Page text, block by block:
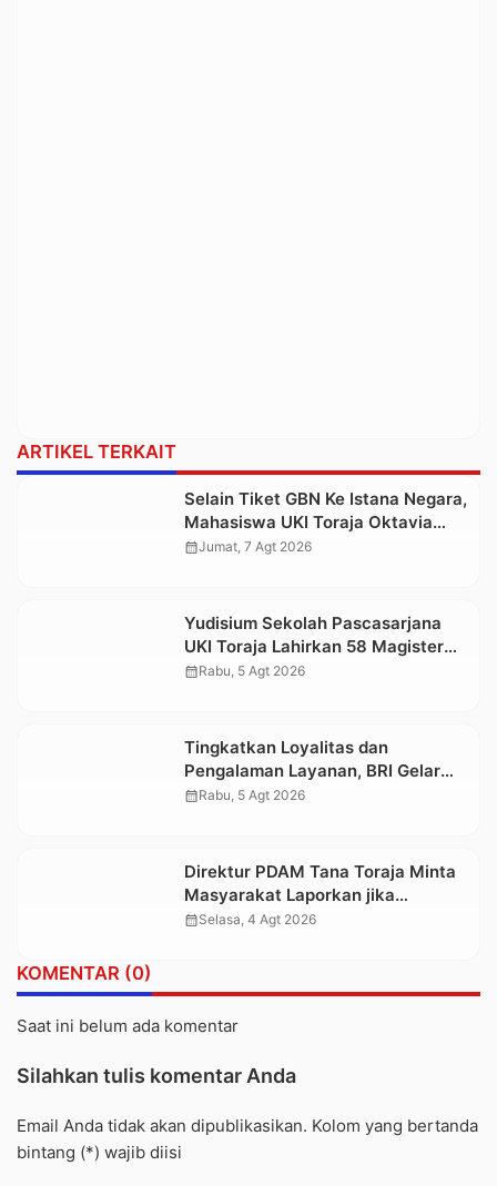
ARTIKEL TERKAIT
Selain Tiket GBN Ke Istana Negara,
Mahasiswa UKI Toraja Oktavia
juga Lolos ke Pekan Seni
calendar_monthJumat, 7 Agt 2026
Yudisium Sekolah Pascasarjana
UKI Toraja Lahirkan 58 Magister
Baru
calendar_monthRabu, 5 Agt 2026
Tingkatkan Loyalitas dan
Pengalaman Layanan, BRI Gelar
Apresiasi Nasabah Pensiunan
calendar_monthRabu, 5 Agt 2026
Direktur PDAM Tana Toraja Minta
Masyarakat Laporkan jika
Temukan Pungli Sambungan Air
calendar_monthSelasa, 4 Agt 2026
KOMENTAR (0)
Saat ini belum ada komentar
Silahkan tulis komentar Anda
Email Anda tidak akan dipublikasikan. Kolom yang bertanda
bintang (*) wajib diisi